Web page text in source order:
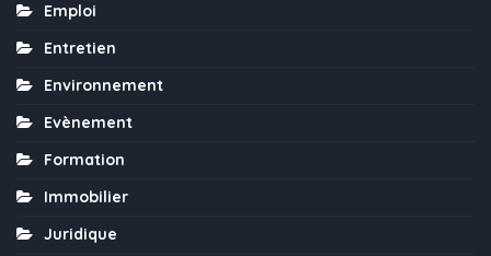
Emploi
Entretien
Environnement
Evènement
Formation
Immobilier
Juridique